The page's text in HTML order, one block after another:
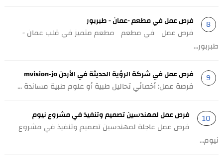
فرص عمل في مطعم -عمان - طبربور
فرص عمل في مطعم مطعم متميز في قلب عمان -
طبربور...
فرص عمل في شركة الرؤية الحديثة في الأردن mvision-jo
فرصة عمل: أخصائي تحاليل طبية أو علوم طبية مساندة ...
فرص عمل لمهندسين تصميم وتنفيذ في مشروع نيوم
فرص عمل عاجلة لمهندسين تصميم وتنفيذ في مشروع
نيوم...